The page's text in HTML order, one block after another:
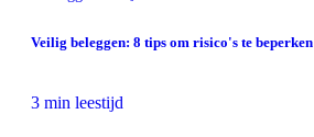
Veilig beleggen: 8 tips om risico's te beperken
3 min leestijd